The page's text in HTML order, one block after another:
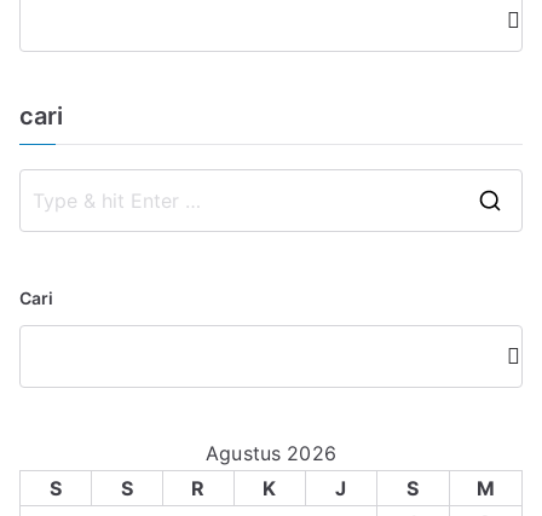
Car
i
cari
Cari
Car
i
Agustus 2026
S
S R K J S
M